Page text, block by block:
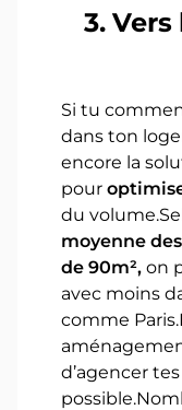
3.
Si tu
dans ton
encore la
pour
du
moyenne
de 90m², on
avec moins
comme
d’agencer